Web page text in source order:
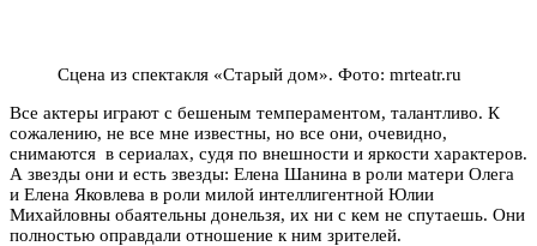
Сцена из спектакля «Старый дом». Фото: mrteatr.ru
Все актеры играют с бешеным темпераментом, талантливо. К
сожалению, не все мне известны, но все они, очевидно,
снимаются в сериалах, судя по внешности и яркости характеров.
А звезды они и есть звезды: Елена Шанина в роли матери Олега
и Елена Яковлева в роли милой интеллигентной Юлии
Михайловны обаятельны донельзя, их ни с кем не спутаешь. Они
полностью оправдали отношение к ним зрителей.